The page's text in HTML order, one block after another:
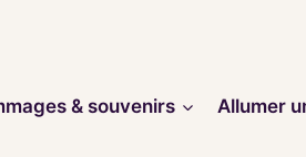
& souvenirs
Allumer